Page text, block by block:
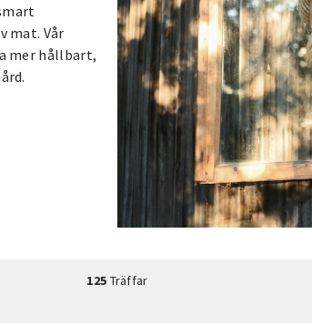
mat. Vår
mer hållbart,
125 Träffar